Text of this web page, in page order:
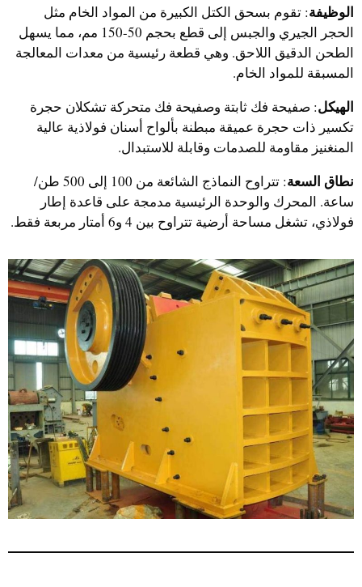
الوظيفة: تقوم بسحق الكتل الكبيرة من المواد الخام مثل
الحجر الجيري والجبس إلى قطع بحجم 50-150 مم، مما يسهل
الطحن الدقيق اللاحق. وهي قطعة رئيسية من معدات المعالجة
المسبقة للمواد الخام.
الهيكل: صفيحة فك ثابتة وصفيحة فك متحركة تشكلان حجرة
تكسير ذات حجرة عميقة مبطنة بألواح أسنان فولاذية عالية
المنغنيز مقاومة للصدمات وقابلة للاستبدال.
نطاق السعة
: تتراوح النماذج الشائعة من 100 إلى 500 طن/
ساعة. المحرك والوحدة الرئيسية مدمجة على قاعدة إطار
فولاذي، تشغل مساحة أرضية تتراوح بين 4 و6 أمتار مربعة فقط.